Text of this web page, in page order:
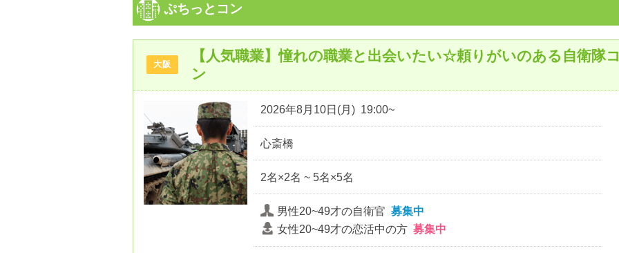
ぷちっとコン
大阪
【人気職業】憧れの職業と出会いたい☆頼りがいのある自衛隊コ
ン
2026年8月10日(月) 19:00~
心斎橋
2名×2名 ~ 5名×5名
男性20~49才の自衛官 募集中
女性20~49才の恋活中の方 募集中